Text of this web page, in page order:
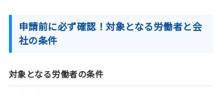
申請前に必ず確認！対象となる労働者と会
社の条件
対象となる労働者の条件